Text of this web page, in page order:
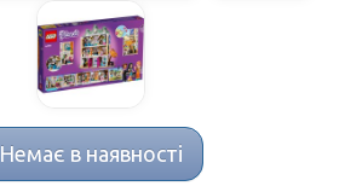
Немає в наявності